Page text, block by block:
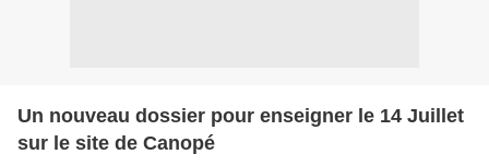
Un nouveau dossier pour enseigner le 14 Juillet
sur le site de Canopé